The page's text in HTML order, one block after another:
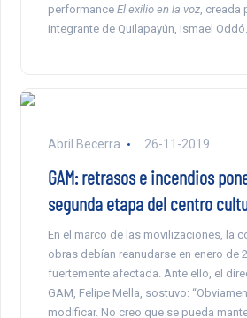
performance El exilio en la voz, creada
integrante de Quilapayún, Ismael Oddó.
Abril Becerra 26-11-2019
GAM: retrasos e incendios
segunda etapa del centro
En el marco de las movilizaciones, la
obras debían reanudarse en enero de
fuertemente afectada. Ante ello, el
GAM, Felipe Mella, sostuvo:
modificar. No creo que se pueda